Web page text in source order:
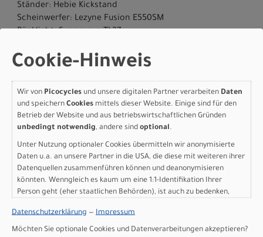
Ständer: Hebie Kickstand
Scheinwerfer: Lezyne Fusion E550SM
Rücklicht: Supernova TL3Z
Batterie: Compact Tube 400Wh
Ladegerät: 2A Charger
Display: Bosch Purion 200
Gewicht: 21,3 kg
Zulässiges Gesamtgewicht: 130 kg
Herstellerdaten gem. GPSR
Marke SCOTT:
Scott Sports AG Niederlassung Deutschland
85748 Garching-­Hochbrück
+49 (0) 89 898 78 36 ­ 0
Cookie-Hinweis
Wir von Picocycles und unsere digitalen Partner verarbeiten Daten
und speichern Cookies mittels dieser Website. Einige sind für den
Betrieb der Website und aus betriebswirtschaftlichen Gründen
unbedingt notwendig, andere sind optional.
Unter Nutzung optionaler Cookies übermitteln wir anonymisierte
Daten u.a. an unsere Partner in die USA, die diese mit weiteren ihrer
Datenquellen zusammenführen können und deanonymisieren
könnten. Wenngleich es kaum um eine 1:1-Identifikation Ihrer
Person geht (eher staatlichen Behörden), ist auch zu bedenken,
sind wie bei uns in der Europäischen Union.
Datenschutzerklärung — Impressum
Möchten Sie optionale Cookies und Datenverarbeitungen akzeptieren?